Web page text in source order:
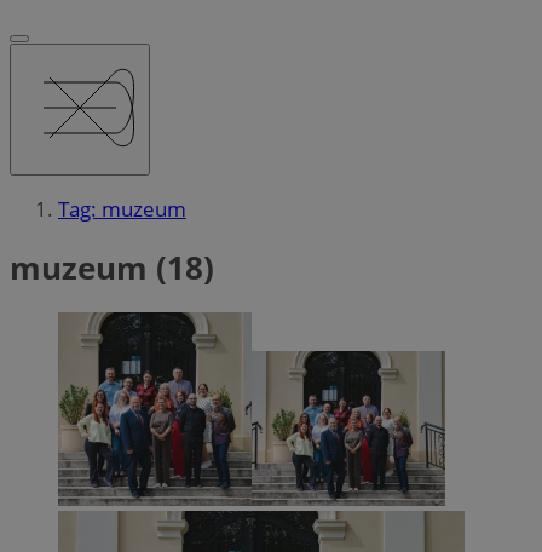
Tag: muzeum
muzeum (18)